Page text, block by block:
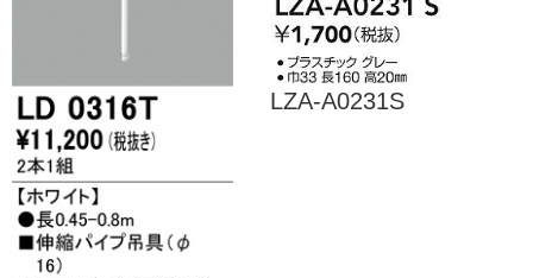
LZA-A0231S